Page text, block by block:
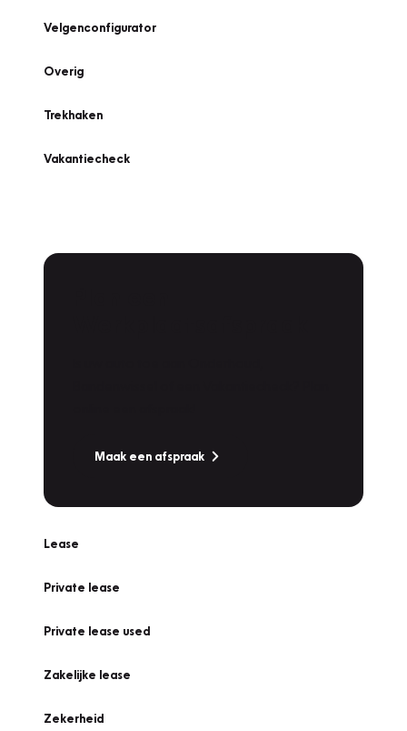
Velgenconfigurator
Overig
Trekhaken
Vakantiecheck
Maak een afspraak
Lease
Private lease
Private lease used
Zakelijke lease
Zekerheid